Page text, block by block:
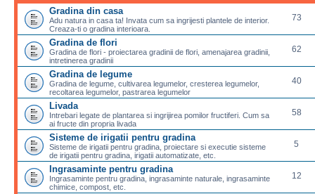
Gradina din casa
Adu natura in casa ta! Invata cum sa ingrijesti plantele de interior.
Creaza-ti o gradina interioara.
73
Gradina de flori
Gradina de flori - proiectarea gradinii de flori, amenajarea gradinii,
intretinerea gradinii
62
Gradina de legume
Gradina de legume, cultivarea legumelor, cresterea legumelor,
recoltarea legumelor, pastrarea legumelor
40
Livada
Intrebari legate de plantarea si ingrijirea pomilor fructiferi. Cum sa
ai fructe din propria livada
58
Sisteme de irigatii pentru gradina
Sisteme de irigatii pentru gradina, proiectare si executie sisteme
de irigatii pentru gradina, irigatii automatizate, etc.
5
Ingrasaminte pentru gradina
Ingrasaminte pentru gradina, ingrasaminte naturale, ingrasaminte
chimice, compost, etc.
12